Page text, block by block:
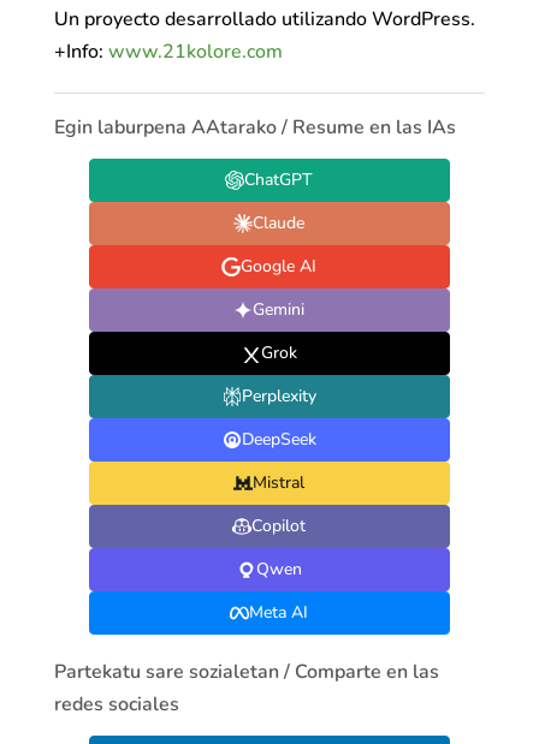
Un proyecto desarrollado utilizando WordPress.
+Info: www.21kolore.com
Egin laburpena AAtarako / Resume en las IAs
ChatGPT
Claude
Google AI
Gemini
Grok
Perplexity
DeepSeek
Mistral
Copilot
Qwen
Meta AI
Partekatu sare sozialetan / Comparte en las
redes sociales